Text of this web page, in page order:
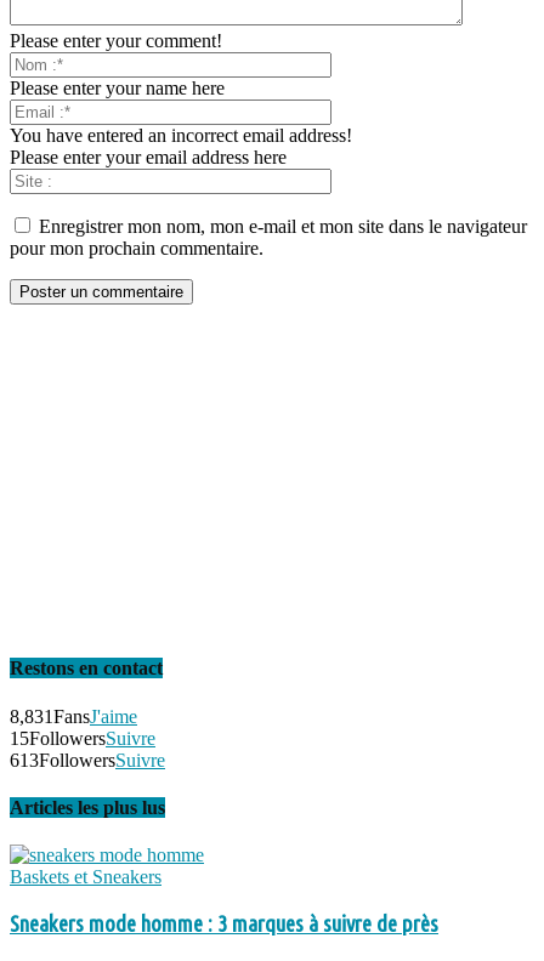
Please enter your comment!
Please enter your name here
You have entered an incorrect email address!
Please enter your email address here
Enregistrer mon nom, mon e-mail et mon site dans le navigateur
pour mon prochain commentaire.
Restons en contact
8,831FansJ'aime
15FollowersSuivre
613FollowersSuivre
Articles les plus lus
Baskets et Sneakers
Sneakers mode homme : 3 marques à suivre de près